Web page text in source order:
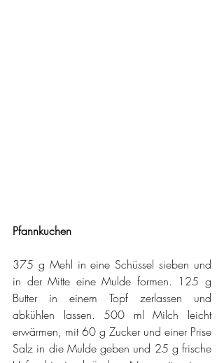
Pfannkuchen
375 g Mehl in eine Schüssel sieben und
in der Mitte eine Mulde formen. 125 g
Butter in einem Topf zerlassen und
abkühlen lassen. 500 ml Milch leicht
erwärmen, mit 60 g Zucker und einer Prise
Salz in die Mulde geben und 25 g frische